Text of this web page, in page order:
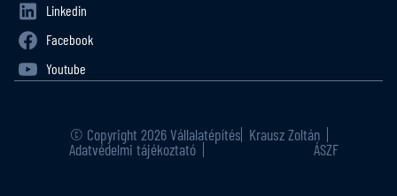
Linkedin
Facebook
Youtube
© Copyright 2026 Vállalatépítés Krausz Zoltán
Adatvédelmi tájékoztató Elállás a szerződéstől ÁSZF